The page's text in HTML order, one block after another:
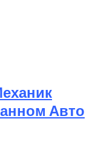
Авто